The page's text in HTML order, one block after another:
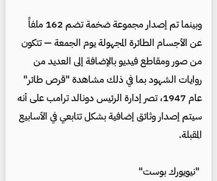
وبينما تم إصدار مجموعة ضخمة تضم 162 ملفاً
عن الأجسام الطائرة المجهولة يوم الجمعة — تتكون
من صور ومقاطع فيديو بالإضافة إلى العديد من
روايات الشهود بما في ذلك مشاهدة "قرص طائر"
عام 1947، تصر إدارة الرئيس دونالد ترامب على أنه
سيتم إصدار وثائق إضافية بشكل تتابعي في الأسابيع
المقبلة.
"نيويورك بوست"